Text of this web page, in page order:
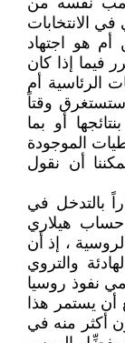
الانتخابات
هو اجتهاد
فيما إذا كان
الرئاسية أم
وقتاً
أو بما
الموجودة
أن نقول
بالتدخل في
حساب هيلاري
، إذ أن
والتروي
نفوذ روسيا
أن يستمر هذا
أكثر منه في